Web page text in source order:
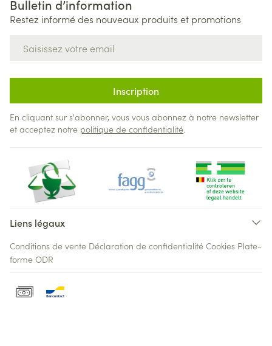
Bulletin d’information
Restez informé des nouveaux produits et promotions
Inscription
En cliquant sur s'abonner, vous vous abonnez à notre newsletter
et acceptez notre politique de confidentialité.
Liens légaux
Conditions de vente Déclaration de confidentialité Cookies Plate-
forme ODR